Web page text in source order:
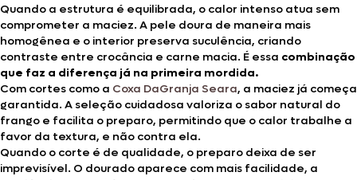
Quando a estrutura é equilibrada, o calor intenso atua sem
comprometer a maciez. A pele doura de maneira mais
homogênea e o interior preserva suculência, criando
contraste entre crocância e carne macia. É essa combinação
que faz a diferença já na primeira mordida.
Com cortes como a Coxa DaGranja Seara, a maciez já começa
garantida. A seleção cuidadosa valoriza o sabor natural do
frango e facilita o preparo, permitindo que o calor trabalhe a
favor da textura, e não contra ela.
Quando o corte é de qualidade, o preparo deixa de ser
imprevisível. O dourado aparece com mais facilidade, a